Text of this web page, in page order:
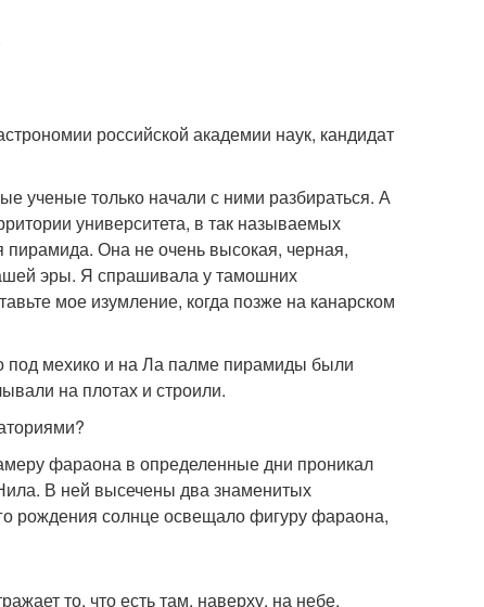
российской академии наук, кандидат
ученые только начали с ними разбираться. А
университета, в так называемых
Она не очень высокая, черная,
эры. Я спрашивала у тамошних
мое изумление, когда позже на канарском
под мехико и на Ла палме пирамиды были
на плотах и строили.
фараона в определенные дни проникал
В ней высечены два знаменитых
рождения солнце освещало фигуру фараона,
то, что есть там, наверху, на небе.